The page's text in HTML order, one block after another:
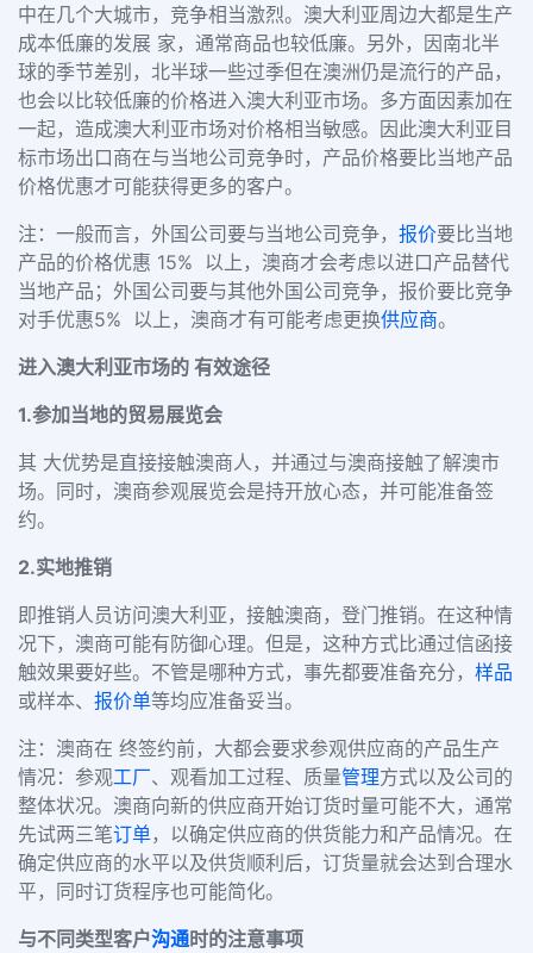
中在几个大城市，竞争相当激烈。澳大利亚周边大都是生产
成本低廉的发展 家，通常商品也较低廉。另外，因南北半
球的季节差别，北半球一些过季但在澳洲仍是流行的产品，
也会以比较低廉的价格进入澳大利亚市场。多方面因素加在
一起，造成澳大利亚市场对价格相当敏感。因此澳大利亚目
标市场出口商在与当地公司竞争时，产品价格要比当地产品
价格优惠才可能获得更多的客户。
注：一般而言，外国公司要与当地公司竞争， 报价要比当地
产品的价格优惠 15% 以上，澳商才会考虑以进口产品替代
当地产品；外国公司要与其他外国公司竞争，报价要比竞争
对手优惠5% 以上，澳商才有可能考虑更换供应商。
进入澳大利亚市场的 有效途径
1.参加当地的贸易展览会
其 大优势是直接接触澳商人，并通过与澳商接触了解澳市
场。同时，澳商参观展览会是持开放心态，并可能准备签
约。
2.实地推销
即推销人员访问澳大利亚，接触澳商，登门推销。在这种情
况下，澳商可能有防御心理。但是，这种方式比通过信函接
触效果要好些。不管是哪种方式，事先都要准备充分， 样品
或样本、 报价单等均应准备妥当。
注：澳商在 终签约前，大都会要求参观供应商的产品生产
情况：参观工厂、观看加工过程、质量管理方式以及公司的
整体状况。澳商向新的供应商开始订货时量可能不大，通常
先试两三笔订单，以确定供应商的供货能力和产品情况。在
确定供应商的水平以及供货顺利后，订货量就会达到合理水
平，同时订货程序也可能简化。
与不同类型客户沟通时的注意事项